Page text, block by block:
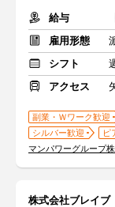
給与
雇用形態
シフト
アクセス
副業・Ｗワーク歓迎
シルバー歓迎
ピ
マンパワーグループ
株式会社ブレイ